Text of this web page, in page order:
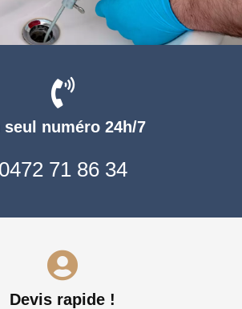
seul numéro 24h/7
0472 71 86 34
Devis rapide !